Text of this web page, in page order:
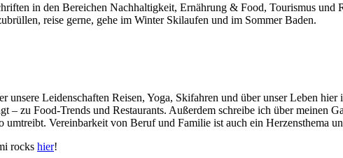
in den Bereichen Nachhaltigkeit, Ernährung & Food, Tourismus
reise gerne, gehe im Winter Skilaufen und im Sommer Baden.
unsere Leidenschaften Reisen, Yoga, Skifahren und über unser Leben
– zu Food-Trends und Restaurants. Außerdem schreibe ich über
umtreibt. Vereinbarkeit von Beruf und Familie ist auch ein Herzensthema
rocks hier!